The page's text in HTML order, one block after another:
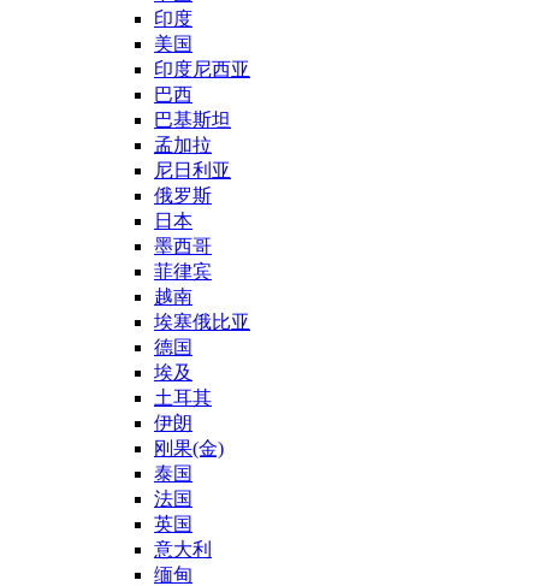
印度
美国
印度尼西亚
巴西
巴基斯坦
孟加拉
尼日利亚
俄罗斯
日本
墨西哥
菲律宾
越南
埃塞俄比亚
德国
埃及
土耳其
伊朗
刚果(金)
泰国
法国
英国
意大利
缅甸